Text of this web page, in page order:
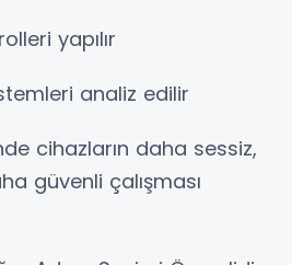
yapılır
analiz edilir
cihazların daha sessiz,
güvenli çalışması